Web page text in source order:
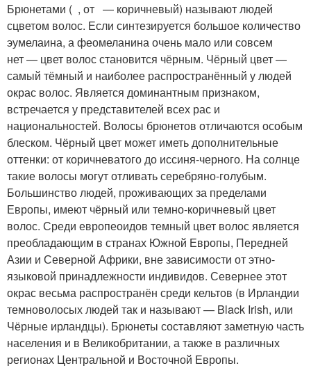
Брюнетами ( , от — коричневый) называют людей
сцветом волос. Если синтезируется большое количество
эумелаина, а феомеланина очень мало или совсем
нет — цвет волос становится чёрным. Чёрный цвет —
самый тёмный и наиболее распространённый у людей
окрас волос. Является доминантным признаком,
встречается у представителей всех рас и
национальностей. Волосы брюнетов отличаются особым
блеском. Чёрный цвет может иметь дополнительные
оттенки: от коричневатого до иссиня-черного. На солнце
такие волосы могут отливать серебряно-голубым.
Большинство людей, проживающих за пределами
Европы, имеют чёрный или темно-коричневый цвет
волос. Среди европеоидов темный цвет волос является
преобладающим в странах Южной Европы, Передней
Азии и Северной Африки, вне зависимости от этно-
языковой принадлежности индивидов. Севернее этот
окрас весьма распространён среди кельтов (в Ирландии
темноволосых людей так и называют — Black Irish, или
Чёрные ирландцы). Брюнеты составляют заметную часть
населения и в Великобритании, а также в различных
регионах Центральной и Восточной Европы.